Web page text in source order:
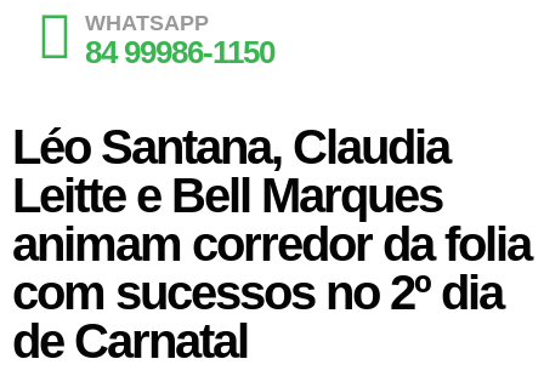
WHATSAPP
84 99986-1150
Léo Santana, Claudia
Leitte e Bell Marques
animam corredor da folia
com sucessos no 2º dia
de Carnatal